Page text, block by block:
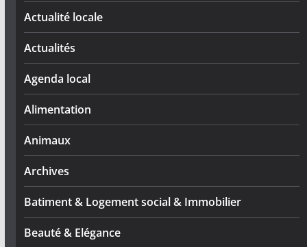
Actualité locale
Actualités
Agenda local
Alimentation
Animaux
Archives
Batiment & Logement social & Immobilier
Beauté & Elégance